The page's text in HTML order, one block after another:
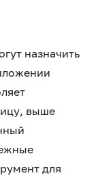
назначить
выше
для